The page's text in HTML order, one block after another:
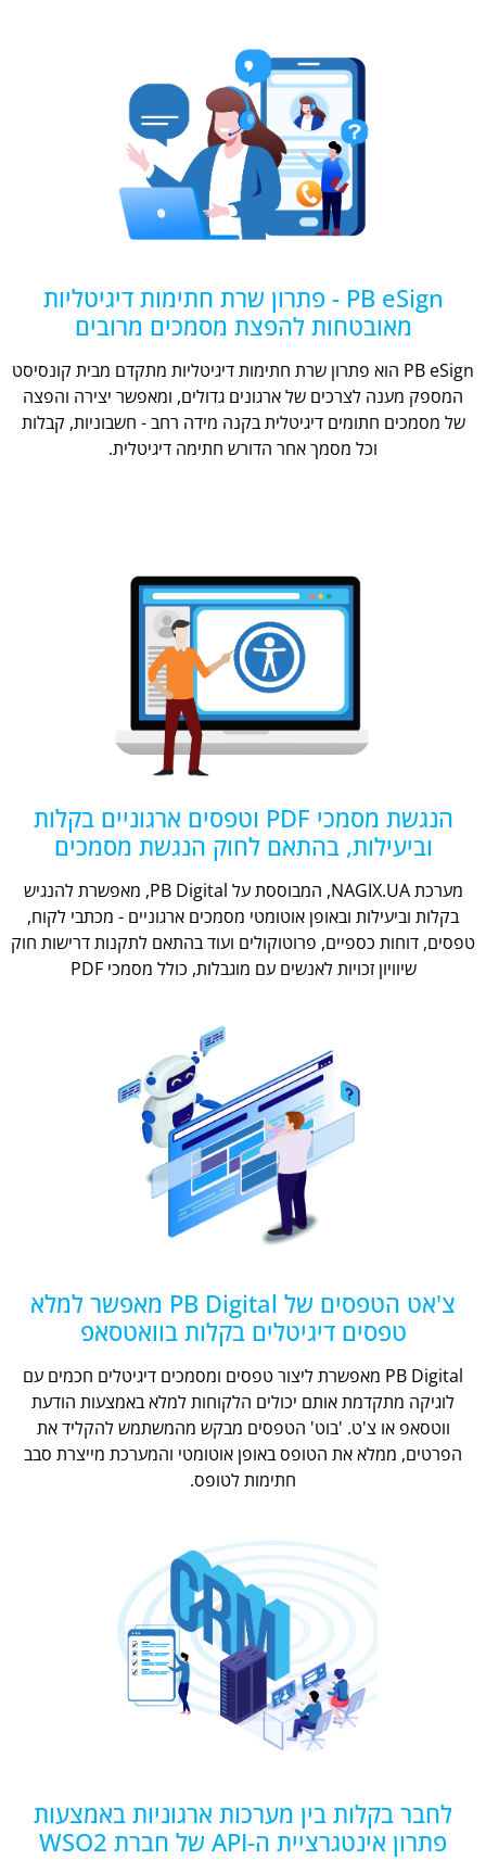
PB eSign - פתרון שרת חתימות דיגיטליות
מאובטחות להפצת מסמכים מרובים
PB eSign הוא פתרון שרת חתימות דיגיטליות מתקדם מבית קונסיסט
המספק מענה לצרכים של ארגונים גדולים, ומאפשר יצירה והפצה
של מסמכים חתומים דיגיטלית בקנה מידה רחב - חשבוניות, קבלות
וכל מסמך אחר הדורש חתימה דיגיטלית.
הנגשת מסמכי PDF וטפסים ארגוניים בקלות
וביעילות, בהתאם לחוק הנגשת מסמכים
מערכת NAGIX.UA, המבוססת על PB Digital, מאפשרת להנגיש
בקלות וביעילות ובאופן אוטומטי מסמכים ארגוניים - מכתבי לקוח,
טפסים, דוחות כספיים, פרוטוקולים ועוד בהתאם לתקנות דרישות חוק
שיוויון זכויות לאנשים עם מוגבלות, כולל מסמכי PDF
צ'אט הטפסים של PB Digital מאפשר למלא
טפסים דיגיטלים בקלות בוואטסאפ
PB Digital מאפשרת ליצור טפסים ומסמכים דיגיטלים חכמים עם
לוגיקה מתקדמת אותם יכולים הלקוחות למלא באמצעות הודעת
ווטסאפ או צ'ט. 'בוט' הטפסים מבקש מהמשתמש להקליד את
הפרטים, ממלא את הטופס באופן אוטומטי והמערכת מייצרת סבב
חתימות לטופס.
לחבר בקלות בין מערכות ארגוניות באמצעות
פתרון אינטגרציית ה-API של חברת WSO2